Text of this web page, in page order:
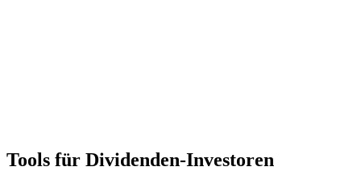
Tools für Dividenden-Investoren